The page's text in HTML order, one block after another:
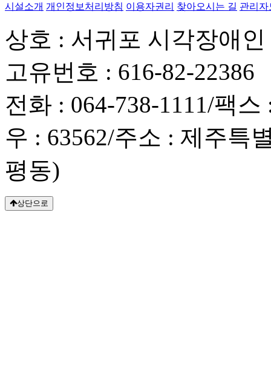
시설소개 개인정보처리방침 이용자권리 찾아오시는 길 관리자
상호 : 서귀포 시각장애
고유번호 : 616-82-22386
전화 : 064-738-1111/팩스
우 : 63562/주소 : 제주특
평동)
상단으로